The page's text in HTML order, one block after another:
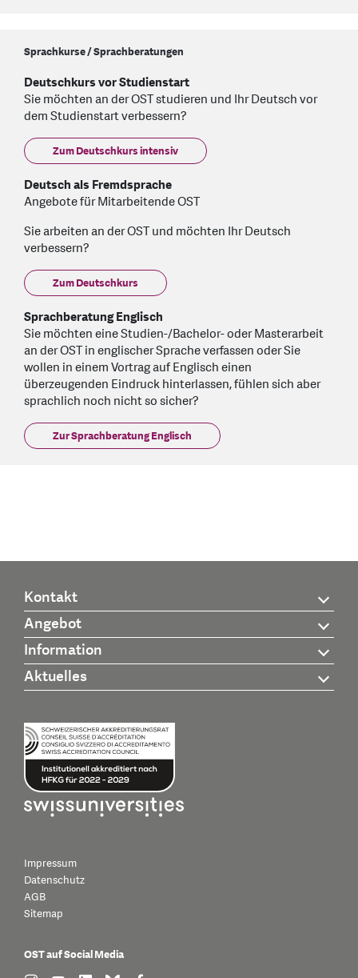
Sprachkurse / Sprachberatungen
Deutschkurs vor Studienstart
Sie möchten an der OST studieren und Ihr Deutsch vor
dem Studienstart verbessern?
Zum Deutschkurs intensiv
Deutsch als Fremdsprache
Angebote für Mitarbeitende OST
Sie arbeiten an der OST und möchten Ihr Deutsch
verbessern?
Zum Deutschkurs
Sprachberatung Englisch
Sie möchten eine Studien-/Bachelor- oder Masterarbeit
an der OST in englischer Sprache verfassen oder Sie
wollen in einem Vortrag auf Englisch einen
überzeugenden Eindruck hinterlassen, fühlen sich aber
sprachlich noch nicht so sicher?
Zur Sprachberatung Englisch
Kontakt
Angebot
Information
Aktuelles
Impressum
Datenschutz
AGB
Sitemap
OST auf Social Media